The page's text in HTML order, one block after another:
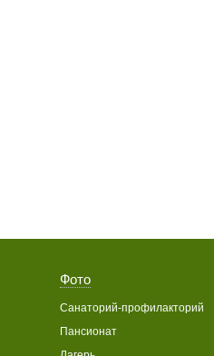
Фото
Санаторий-профилакторий
Пансионат